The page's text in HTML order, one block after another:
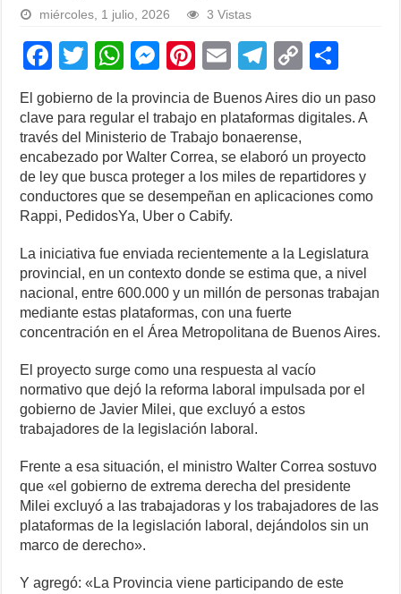
miércoles, 1 julio, 2026 3 Vistas
F
a
c
e
b
o
o
k
T
wi
tt
er
W
at
s
A
p
p
M
e
ss
e
n
g
er
Pi
nt
er
e
st
E
ail
T
el
e
gr
a
m
C
o
p
Li
n
ar
El gobierno de la provincia de Buenos Aires dio un paso
clave para regular el trabajo en plataformas digitales. A
través del Ministerio de Trabajo bonaerense,
encabezado por Walter Correa, se elaboró un proyecto
de ley que busca proteger a los miles de repartidores y
conductores que se desempeñan en aplicaciones como
Rappi, PedidosYa, Uber o Cabify.
La iniciativa fue enviada recientemente a la Legislatura
provincial, en un contexto donde se estima que, a nivel
nacional, entre 600.000 y un millón de personas trabajan
mediante estas plataformas, con una fuerte
concentración en el Área Metropolitana de Buenos Aires.
El proyecto surge como una respuesta al vacío
normativo que dejó la reforma laboral impulsada por el
gobierno de Javier Milei, que excluyó a estos
trabajadores de la legislación laboral.
Frente a esa situación, el ministro Walter Correa sostuvo
que «el gobierno de extrema derecha del presidente
Milei excluyó a las trabajadoras y los trabajadores de las
plataformas de la legislación laboral, dejándolos sin un
marco de derecho».
Y agregó: «La Provincia viene participando de este